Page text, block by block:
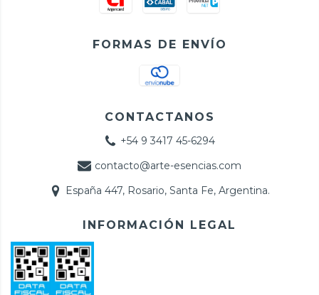
FORMAS DE ENVÍO
CONTACTANOS
+54 9 3417 45-6294
contacto@arte-esencias.com
España 447, Rosario, Santa Fe, Argentina.
INFORMACIÓN LEGAL